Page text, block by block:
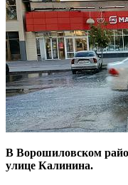
В Ворошиловском
улице Калинина.